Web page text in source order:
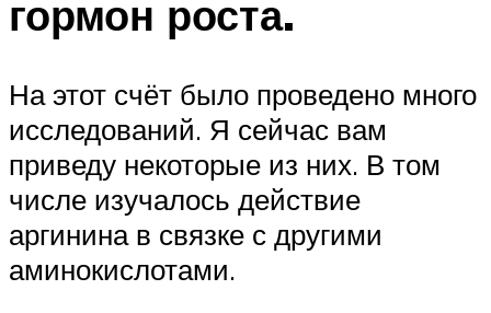
гормон роста.
На этот счёт было проведено много
исследований. Я сейчас вам
приведу некоторые из них. В том
числе изучалось действие
аргинина в связке с другими
аминокислотами.